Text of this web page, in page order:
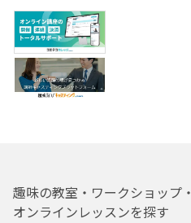
趣味の教室・ワークショップ・
オンラインレッスンを探す